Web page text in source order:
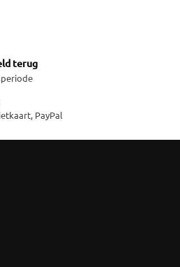
terug
PayPal